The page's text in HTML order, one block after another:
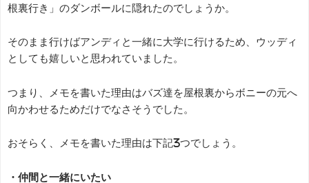
根裏行き」のダンボールに隠れたのでしょうか。
そのまま行けばアンディと一緒に大学に行けるため、ウッディ
としても嬉しいと思われていました。
つまり、メモを書いた理由はバズ達を屋根裏からボニーの元へ
向かわせるためだけでなさそうでした。
おそらく、メモを書いた理由は下記3つでしょう。
・仲間と一緒にいたい